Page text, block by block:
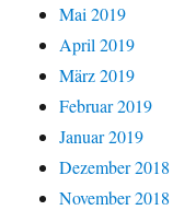
Mai 2019
April 2019
März 2019
Februar 2019
Januar 2019
Dezember 2018
November 2018